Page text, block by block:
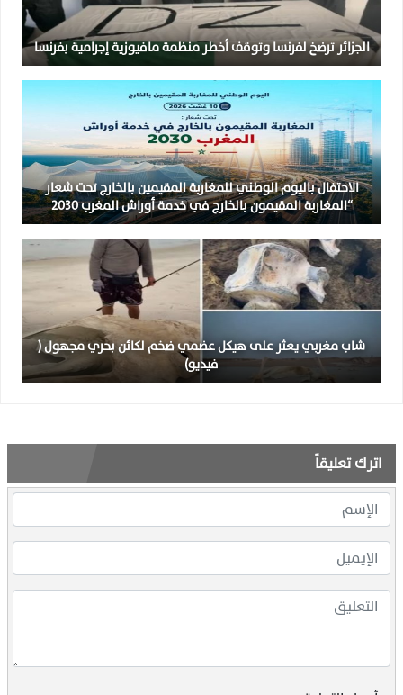
الجزائر ترضخ لفرنسا وتوقف أخطر منظمة مافيوزية إجرامية بفرنسا
الاحتفال باليوم الوطني للمغاربة المقيمين بالخارج تحت شعار
“المغاربة المقيمون بالخارج في خدمة أوراش المغرب 2030
شاب مغربي يعثر على هيكل عضمي ضخم لكائن بحري مجهول (
فيديو)
اترك تعليقاً